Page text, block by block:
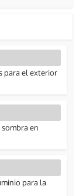
para el exterior
en
para la